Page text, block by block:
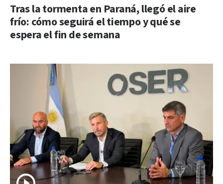
Tras la tormenta en Paraná, llegó el aire
frío: cómo seguirá el tiempo y qué se
espera el fin de semana